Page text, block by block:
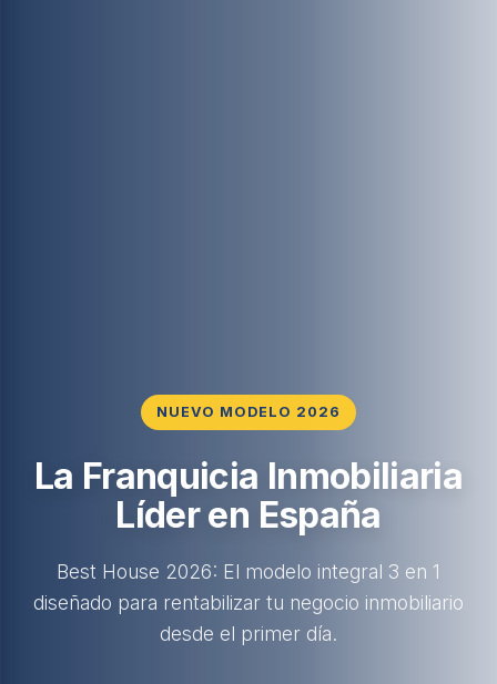
NUEVO MODELO 2026
La Franquicia Inmobiliaria
Líder en España
Best House 2026: El modelo integral 3 en 1
diseñado para rentabilizar tu negocio inmobiliario
desde el primer día.